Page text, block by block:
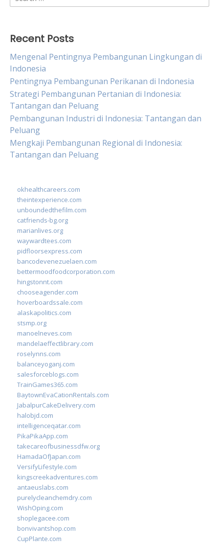
for:
Recent Posts
Mengenal Pentingnya Pembangunan Lingkungan di
Indonesia
Pentingnya Pembangunan Perikanan di Indonesia
Strategi Pembangunan Pertanian di Indonesia:
Tantangan dan Peluang
Pembangunan Industri di Indonesia: Tantangan dan
Peluang
Mengkaji Pembangunan Regional di Indonesia:
Tantangan dan Peluang
okhealthcareers.com
theintexperience.com
unboundedthefilm.com
catfriends-bg.org
marianlives.org
waywardtees.com
pidfloorsexpress.com
bancodevenezuelaen.com
bettermoodfoodcorporation.com
hingstonnt.com
chooseagender.com
hoverboardssale.com
alaskapolitics.com
stsmp.org
manoelneves.com
mandelaeffectlibrary.com
roselynns.com
balanceyoganj.com
salesforceblogs.com
TrainGames365.com
BaytownEvaCationRentals.com
JabalpurCakeDelivery.com
halobjd.com
intelligenceqatar.com
PikaPikaApp.com
takecareofbusinessdfw.org
HamadaOfJapan.com
VersifyLifestyle.com
kingscreekadventures.com
antaeuslabs.com
purelycleanchemdry.com
WishOping.com
shoplegacee.com
bonvivantshop.com
CupPlante.com